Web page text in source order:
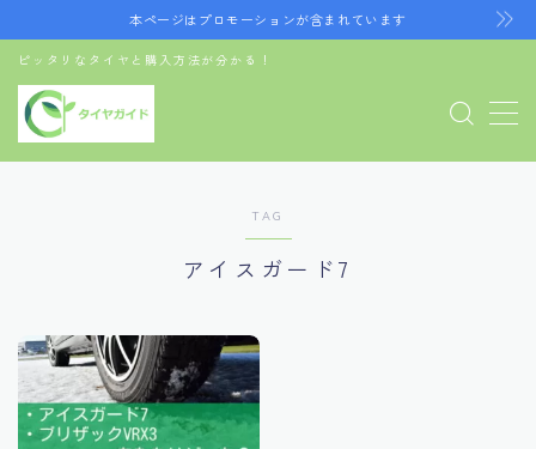
本ページはプロモーションが含まれています
ピッタリなタイヤと購入方法が分かる！
MENU
お問い合わせ
デモプリセット記事 Part07
利用規約／特定商取引法に基づく表記
有料記事の決済完了ページ
TAG
アイスガード7